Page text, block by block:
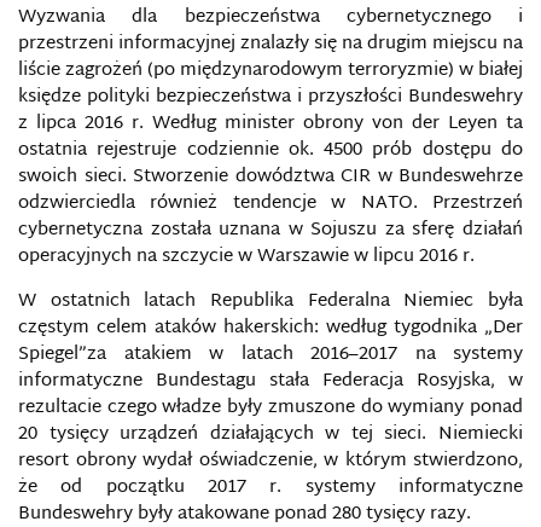
Wyzwania dla bezpieczeństwa cybernetycznego i
przestrzeni informacyjnej znalazły się na drugim miejscu na
liście zagrożeń (po międzynarodowym terroryzmie) w białej
księdze polityki bezpieczeństwa i przyszłości Bundeswehry
z lipca 2016 r. Według minister obrony von der Leyen ta
ostatnia rejestruje codziennie ok. 4500 prób dostępu do
swoich sieci. Stworzenie dowództwa CIR w Bundeswehrze
odzwierciedla również tendencje w NATO. Przestrzeń
cybernetyczna została uznana w Sojuszu za sferę działań
operacyjnych na szczycie w Warszawie w lipcu 2016 r.
W ostatnich latach Republika Federalna Niemiec była
częstym celem ataków hakerskich: według tygodnika „Der
Spiegel”za atakiem w latach 2016–2017 na systemy
informatyczne Bundestagu stała Federacja Rosyjska, w
rezultacie czego władze były zmuszone do wymiany ponad
20 tysięcy urządzeń działających w tej sieci. Niemiecki
resort obrony wydał oświadczenie, w którym stwierdzono,
że od początku 2017 r. systemy informatyczne
Bundeswehry były atakowane ponad 280 tysięcy razy.
ATAK INFORMACYJNY
AUDYT BEZPIECZEŃSTWA INFORMACJI
BARIERY INFORMACYJNE
BEZPIECZEŃSTWO DANYCH OSOBOWYCH
BEZPIECZEŃSTWO INFORMACJI NIEJAWNYCH
BEZPIECZEŃSTWO INFORMACJI WOJSKOWEJ
BEZPIECZEŃSTWO INFORMACYJNE
BEZPIECZEŃSTWO MEDIALNE
BEZPIECZEŃSTWO
TELEINFORMATYCZNE/TELEINFORMACYJNE